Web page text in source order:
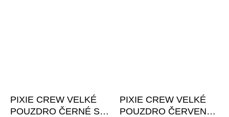
PIXIE CREW VELKÉ
POUZDRO ČERNÉ S
PIXIE CREW VELKÉ
POUZDRO ČERVENÁ